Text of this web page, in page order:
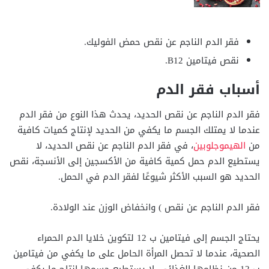
فقر الدم الناجم عن نقص حمض الفوليك.
نقص فيتامين B12.
أسباب فقر الدم
فقر الدم الناجم عن نقص الحديد، يحدث هذا النوع من فقر الدم
عندما لا يمتلك الجسم ما يكفي من الحديد لإنتاج كميات كافية
من الهيموجلوبين، في فقر الدم الناجم عن نقص الحديد، لا
يستطيع الدم حمل كمية كافية من الأكسجين إلى الأنسجة، نقص
الحديد هو السبب الأكثر شيوعًا لفقر الدم في الحمل.
فقر الدم الناجم عن نقص ) وانخفاض الوزن عند الولادة.
يحتاج الجسم إلى فيتامين ب 12 لتكوين خلايا الدم الحمراء
الصحية، عندما لا تحصل المرأة الحامل على ما يكفي من فيتامين